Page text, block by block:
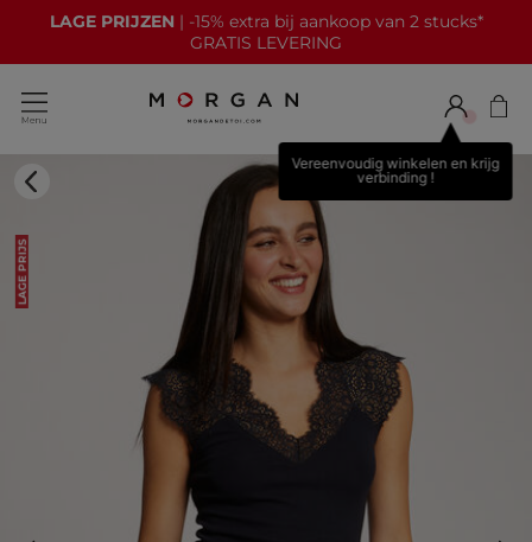
LAGE PRIJZEN | -15% extra bij aankoop van 2 stucks*
GRATIS LEVERING
Vereenvoudig winkelen en krijg
verbinding !
LAGE PRIJS